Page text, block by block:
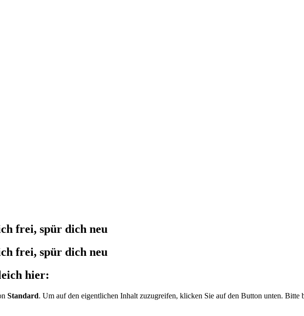
frei, spür dich neu
frei, spür dich neu
hier:
Standard. Um auf den eigentlichen Inhalt zuzugreifen, klicken Sie auf den Button unten. Bitte